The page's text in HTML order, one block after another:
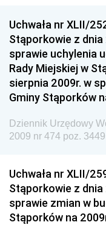
Dziennik
Dziennik
Regionalnej
Dziennik
Dziennik
Dziennik
Inspektora
Dziennik
Narodowego i
Dziennik
Uchwała nr XLII/
Stąporkowie z
sprawie uchylenia
Rady Miejskiej w
sierpnia 2009r. w
Gminy Stąporków
Dziennik Urzędowy
2009 nr 474 poz. 3449
Uchwała nr XLII/
Stąporkowie z
sprawie zmian w
Stąporków na